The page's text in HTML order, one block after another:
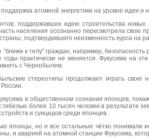
атомной энергетики на уровне идеи и
поддержавших идею строительства
населения осознанно пересмотрела
подтвердившего неизменность курса на
"ближе к телу" граждан, например,
годы практически не меняется. Фукусима на
с Чернобылем.
стереотипы продолжают играть свою
в общественном сознании японцев,
гибелью более 10 тысяч человек в результате
и суицидов среди японцев.
японцы, но и все остальные чётко
и аварией на атомной станции Фукусима,